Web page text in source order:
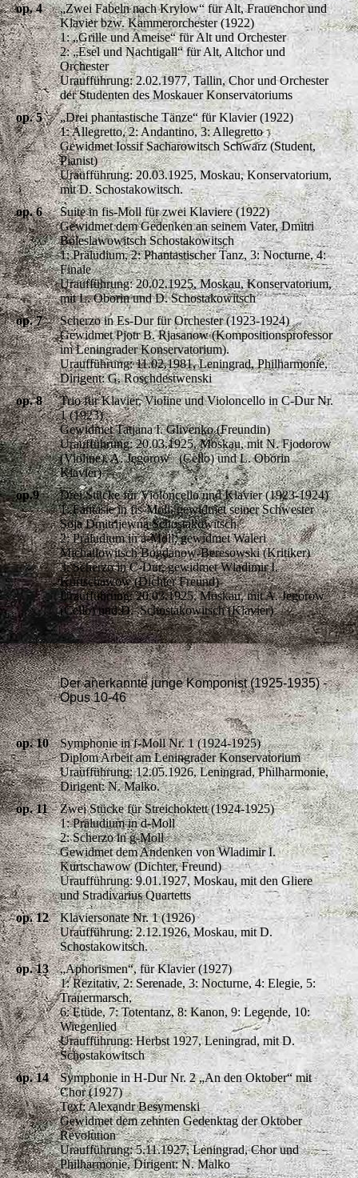
op. 4
„Zwei Fabeln nach Krylow“ für Alt, Frauenchor und
Klavier bzw. Kammerorchester (1922)
1: „Grille und Ameise“ für Alt und Orchester
2: „Esel und Nachtigall“ für Alt, Altchor und
Orchester
Uraufführung: 2.02.1977, Tallin, Chor und Orchester
der Studenten des Moskauer Konservatoriums
op. 5
„Drei phantastische Tänze“ für Klavier (1922)
1: Allegretto, 2: Andantino, 3: Allegretto
Gewidmet Iossif Sacharowitsch Schwarz (Student,
Pianist)
Uraufführung: 20.03.1925, Moskau, Konservatorium,
mit D. Schostakowitsch.
op. 6
Suite in fis-Moll für zwei Klaviere (1922)
Gewidmet dem Gedenken an seinem Vater, Dmitri
Boleslawowitsch Schostakowitsch
1: Präludium, 2: Phantastischer Tanz, 3: Nocturne, 4:
Finale
Uraufführung: 20.02.1925, Moskau, Konservatorium,
mit L. Oborin und D. Schostakowitsch
op. 7
Scherzo in Es-Dur für Orchester (1923-1924)
Gewidmet Pjotr B. Rjasanow (Kompositionsprofessor
im Leningrader Konservatorium).
Uraufführung: 11.02.1981, Leningrad, Philharmonie,
Dirigent: G. Roschdestwenski
op. 8
Trio für Klavier, Violine und Violoncello in C-Dur Nr.
1 (1923)
Gewidmet Tatjana I. Glivenko (Freundin)
Uraufführung: 20.03.1925, Moskau, mit N. Fjodorow
(Violine), A. Jegorow (Cello) und L. Oborin
Klavier)
op.9
Drei Stücke für Violoncello und Klavier (1923-1924)
1: Fantasie in fis-Moll, gewidmet seiner Schwester
Soja Dmitrijewna Schostakowitsch
2: Präludium in a-Moll, gewidmet Waleri
Michailowitsch Bogdanow-Beresowski (Kritiker)
3: Scherzo in C-Dur, gewidmet Wladimir I.
Kurtschawow (Dichter Freund)
Uraufführung: 20.03.1925, Moskau, mit A. Jegorow
(Cello) und D. Schostakowitsch (Klavier)
Der anerkannte junge Komponist (1925-1935) -
Opus 10-46
op. 10
Symphonie in f-Moll Nr. 1 (1924-1925)
Diplom Arbeit am Leningrader Konservatorium
Uraufführung: 12.05.1926, Leningrad, Philharmonie,
Dirigent: N. Malko.
op. 11
Zwei Stücke für Streichoktett (1924-1925)
1: Präludium in d-Moll
2: Scherzo in g-Moll
Gewidmet dem Andenken von Wladimir I.
Kurtschawow (Dichter, Freund)
Uraufführung: 9.01.1927, Moskau, mit den Gliere
und Stradivarius Quartetts
op. 12
Klaviersonate Nr. 1 (1926)
Uraufführung: 2.12.1926, Moskau, mit D.
Schostakowitsch.
op. 13
„Aphorismen“, für Klavier (1927)
1: Rezitativ, 2: Serenade, 3: Nocturne, 4: Elegie, 5:
Trauermarsch,
6: Etüde, 7: Totentanz, 8: Kanon, 9: Legende, 10:
Wiegenlied
Uraufführung: Herbst 1927, Leningrad, mit D.
Schostakowitsch
op. 14
Symphonie in H-Dur Nr. 2 „An den Oktober“ mit
Chor (1927)
Text: Alexandr Besymenski
Gewidmet dem zehnten Gedenktag der Oktober
Revolution
Uraufführung: 5.11.1927, Leningrad, Chor und
Philharmonie, Dirigent: N. Malko